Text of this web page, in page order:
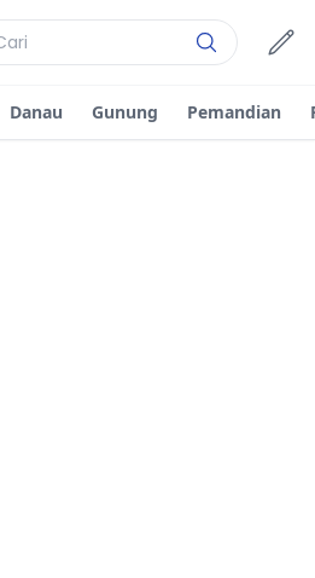
Danau Gunung Pemandian